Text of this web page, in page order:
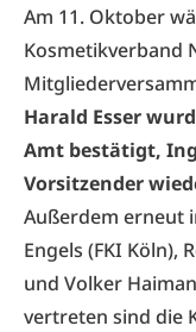
Am 11. Oktober
Kosmetikverband
Harald Esser
Amt bestätigt,
Vorsitzender
Außerdem erneut
Engels (FKI Köln),
und Volker
vertreten sind die